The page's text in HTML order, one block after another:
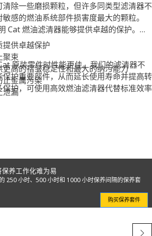
除一些磨损颗粒，但许多同类型滤清器不
感的燃油系统部件损害度最大的颗粒。
Cat 燃油滤清器能够提供卓越的保护。查
原装零件时性能更佳。我们的滤清器不
护重要部件，从而延长使用寿命并提高转
护，可使用高效燃油滤清器代替标准效率
造，可最大程度地提高清洁度并减少潜在
的 Cat 机器而设计，可保护您的燃油系统
供卓越保护
聚束
高的褶皱稳定性和最大的纳污能力
止金属污染
泄漏
养工作化难为易
250 小时、500 小时和 1000 小时保养间隔的保养套
购买保养套件